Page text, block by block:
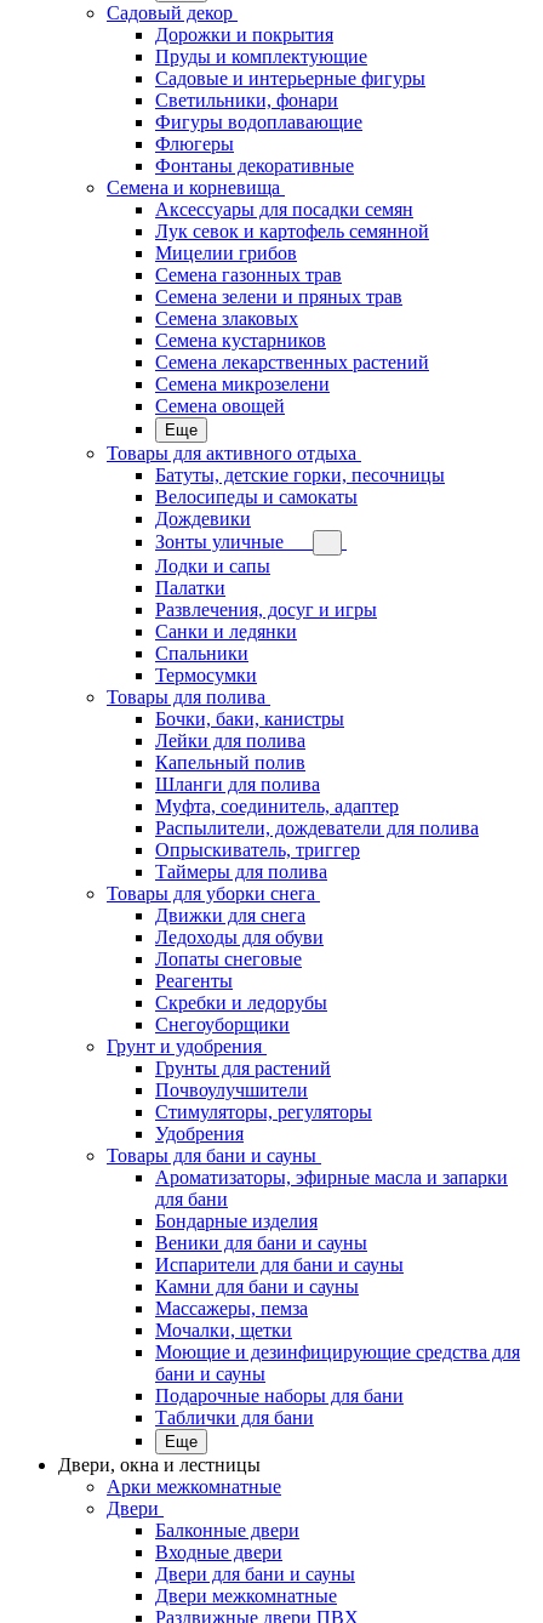
Садовый декор
Дорожки и покрытия
Пруды и комплектующие
Садовые и интерьерные фигуры
Светильники, фонари
Фигуры водоплавающие
Флюгеры
Фонтаны декоративные
Семена и корневища
Аксессуары для посадки семян
Лук севок и картофель семянной
Мицелии грибов
Семена газонных трав
Семена зелени и пряных трав
Семена злаковых
Семена кустарников
Семена лекарственных растений
Семена микрозелени
Семена овощей
Еще
Товары для активного отдыха
Батуты, детские горки, песочницы
Велосипеды и самокаты
Дождевики
Зонты уличные
Лодки и сапы
Палатки
Развлечения, досуг и игры
Санки и ледянки
Спальники
Термосумки
Товары для полива
Бочки, баки, канистры
Лейки для полива
Капельный полив
Шланги для полива
Муфта, соединитель, адаптер
Распылители, дождеватели для полива
Опрыскиватель, триггер
Таймеры для полива
Товары для уборки снега
Движки для снега
Ледоходы для обуви
Лопаты снеговые
Реагенты
Скребки и ледорубы
Снегоуборщики
Грунт и удобрения
Грунты для растений
Почвоулучшители
Стимуляторы, регуляторы
Удобрения
Товары для бани и сауны
Ароматизаторы, эфирные масла и запарки
для бани
Бондарные изделия
Веники для бани и сауны
Испарители для бани и сауны
Камни для бани и сауны
Массажеры, пемза
Мочалки, щетки
Моющие и дезинфицирующие средства для
бани и сауны
Подарочные наборы для бани
Таблички для бани
Еще
Двери, окна и лестницы
Арки межкомнатные
Двери
Балконные двери
Входные двери
Двери для бани и сауны
Двери межкомнатные
Раздвижные двери ПВХ